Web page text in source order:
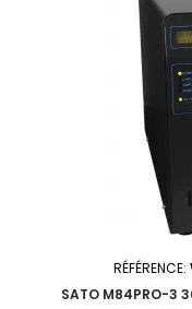
RÉFÉRENCE:
SATO M84PRO-3